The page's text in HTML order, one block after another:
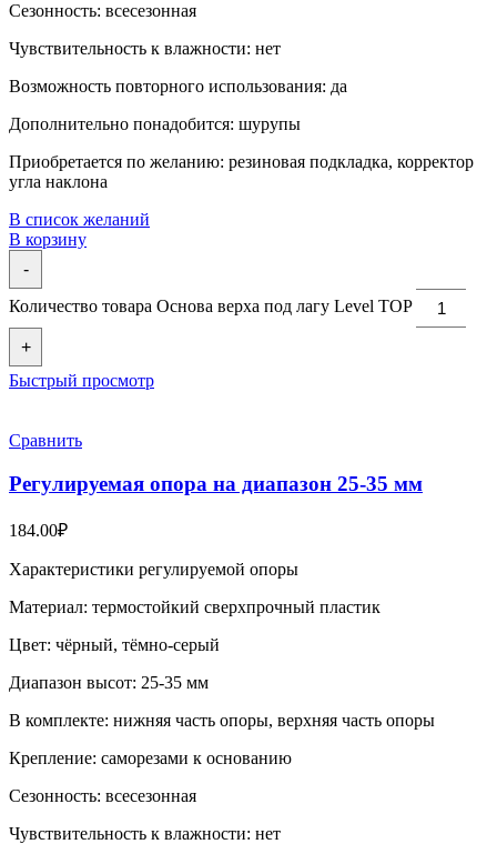
Сезонность: всесезонная
Чувствительность к влажности: нет
Возможность повторного использования: да
Дополнительно понадобится: шурупы
Приобретается по желанию: резиновая подкладка, корректор
угла наклона
В список желаний
В корзину
-
Количество товара Основа верха под лагу Level TOP
+
Быстрый просмотр
Сравнить
Регулируемая опора на диапазон 25-35 мм
184.00₽
Характеристики регулируемой опоры
Материал: термостойкий сверхпрочный пластик
Цвет: чёрный, тёмно-серый
Диапазон высот: 25-35 мм
В комплекте: нижняя часть опоры, верхняя часть опоры
Крепление: саморезами к основанию
Сезонность: всесезонная
Чувствительность к влажности: нет